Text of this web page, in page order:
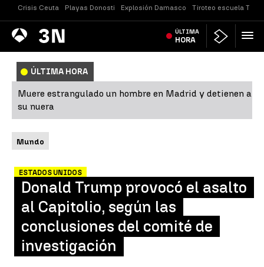
Crisis Ceuta Playas Donosti Explosión Damasco Tiroteo escuela
Antena
3 Noticias ÚLTIMA
HORA
ÚLTIMA HORA
Muere estrangulado un hombre en Madrid y detienen a
su nuera
Mundo
ESTADOS UNIDOS
Donald Trump provocó el asalto
al Capitolio, según las
conclusiones del comité de
investigación